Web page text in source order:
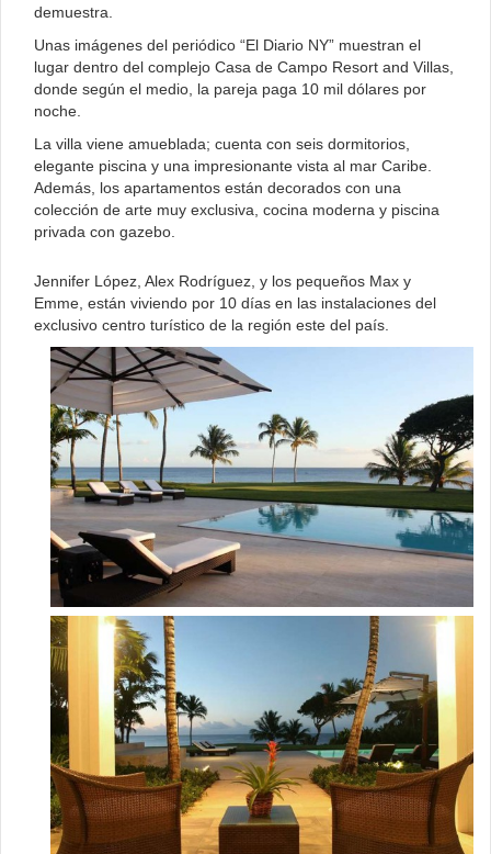
demuestra.
Unas imágenes del periódico “El Diario NY” muestran el
lugar dentro del complejo Casa de Campo Resort and Villas,
donde según el medio, la pareja paga 10 mil dólares por
noche.
La villa viene amueblada; cuenta con seis dormitorios,
elegante piscina y una impresionante vista al mar Caribe.
Además, los apartamentos están decorados con una
colección de arte muy exclusiva, cocina moderna y piscina
privada con gazebo.
Jennifer López, Alex Rodríguez, y los pequeños Max y
Emme, están viviendo por 10 días en las instalaciones del
exclusivo centro turístico de la región este del país.